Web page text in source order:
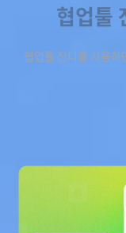
협업툴
협업툴 잔디를 사용